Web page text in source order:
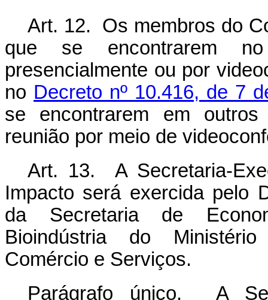
Art. 12. Os membros do
que se encontrarem
presencialmente ou por
no Decreto nº 10.416, de 7
se encontrarem em
reunião por meio de
Art. 13. A Secretaria-
Impacto será exercida pelo
da Secretaria de
Bioindústria do
Comércio e Serviços.
Parágrafo único. A